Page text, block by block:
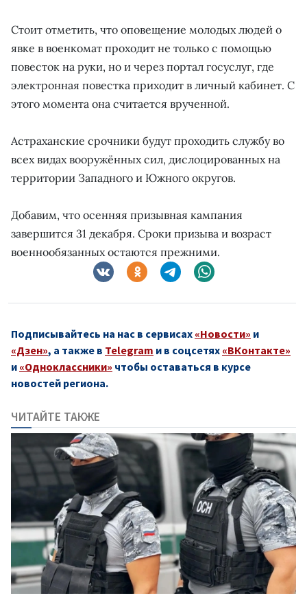
Стоит отметить, что оповещение молодых людей о
явке в военкомат проходит не только с помощью
повесток на руки, но и через портал госуслуг, где
электронная повестка приходит в личный кабинет. С
этого момента она считается врученной.
Астраханские срочники будут проходить службу во
всех видах вооружённых сил, дислоцированных на
территории Западного и Южного округов.
Добавим, что осенняя призывная кампания
завершится 31 декабря. Сроки призыва и возраст
военнообязанных остаются прежними.
Подписывайтесь на нас в сервисах «Новости» и
«Дзен», а также в Telegram и в соцсетях «ВКонтакте»
и «Одноклассники» чтобы оставаться в курсе
новостей региона.
ЧИТАЙТЕ ТАКЖЕ